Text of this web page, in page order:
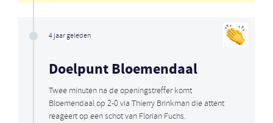
4 jaar geleden
Doelpunt Bloemendaal
Twee minuten na de openingstreffer komt
Bloemendaal op 2-0 via Thierry Brinkman die attent
reageert op een schot van Florian Fuchs.